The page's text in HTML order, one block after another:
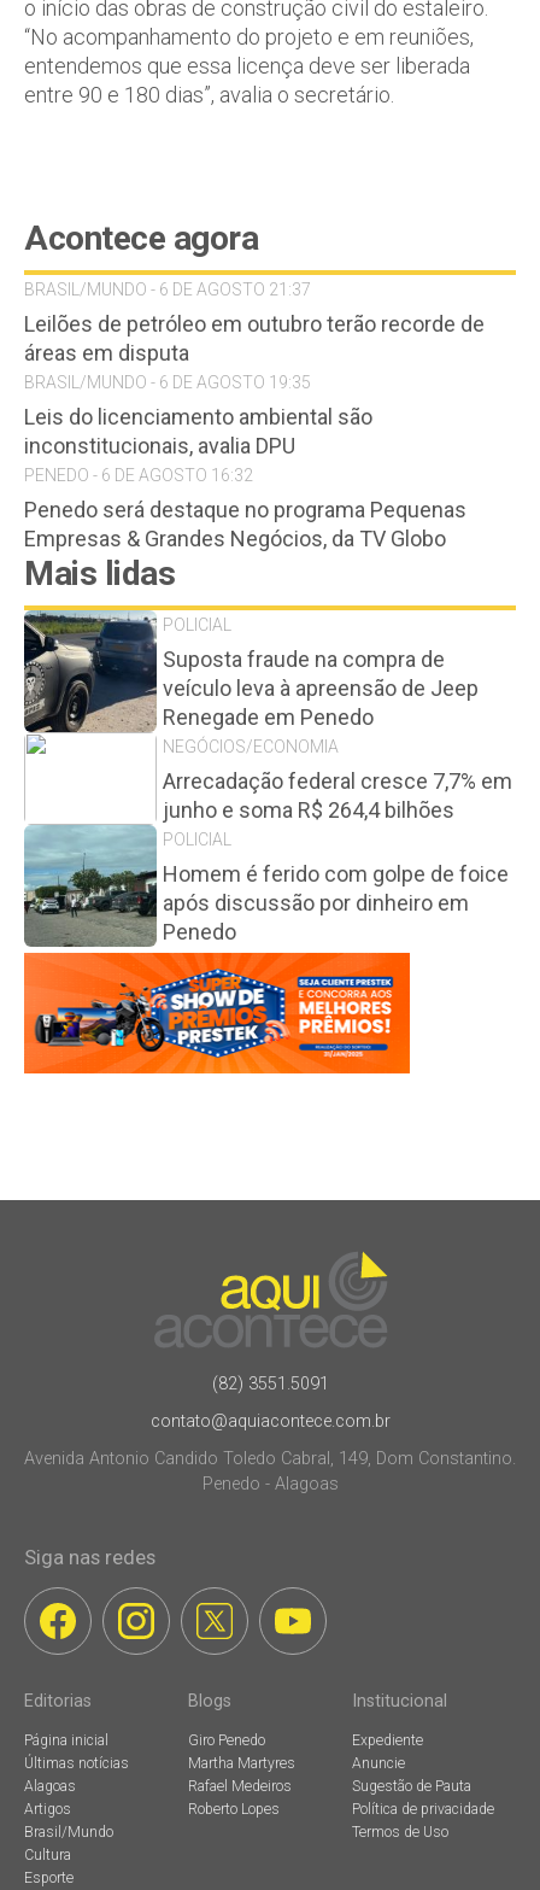
o início das obras de construção civil do estaleiro.
“No acompanhamento do projeto e em reuniões,
entendemos que essa licença deve ser liberada
entre 90 e 180 dias”, avalia o secretário.
Acontece agora
BRASIL/MUNDO - 6 DE AGOSTO 21:37
Leilões de petróleo em outubro terão recorde de
áreas em disputa
BRASIL/MUNDO - 6 DE AGOSTO 19:35
Leis do licenciamento ambiental são
inconstitucionais, avalia DPU
PENEDO - 6 DE AGOSTO 16:32
Penedo será destaque no programa Pequenas
Empresas & Grandes Negócios, da TV Globo
Mais lidas
POLICIAL
Suposta fraude na compra de
veículo leva à apreensão de Jeep
Renegade em Penedo
NEGÓCIOS/ECONOMIA
Arrecadação federal cresce 7,7% em
junho e soma R$ 264,4 bilhões
POLICIAL
Homem é ferido com golpe de foice
após discussão por dinheiro em
Penedo
(82) 3551.5091
contato@aquiacontece.com.br
Avenida Antonio Candido Toledo Cabral, 149, Dom Constantino.
Penedo - Alagoas
Siga nas redes
Editorias
Página inicial
Últimas notícias
Alagoas
Artigos
Brasil/Mundo
Cultura
Esporte
Blogs
Giro Penedo
Martha Martyres
Rafael Medeiros
Roberto Lopes
Institucional
Expediente
Anuncie
Sugestão de Pauta
Política de privacidade
Termos de Uso